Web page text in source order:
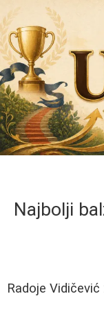
Najbolji
Radoje Vidičević